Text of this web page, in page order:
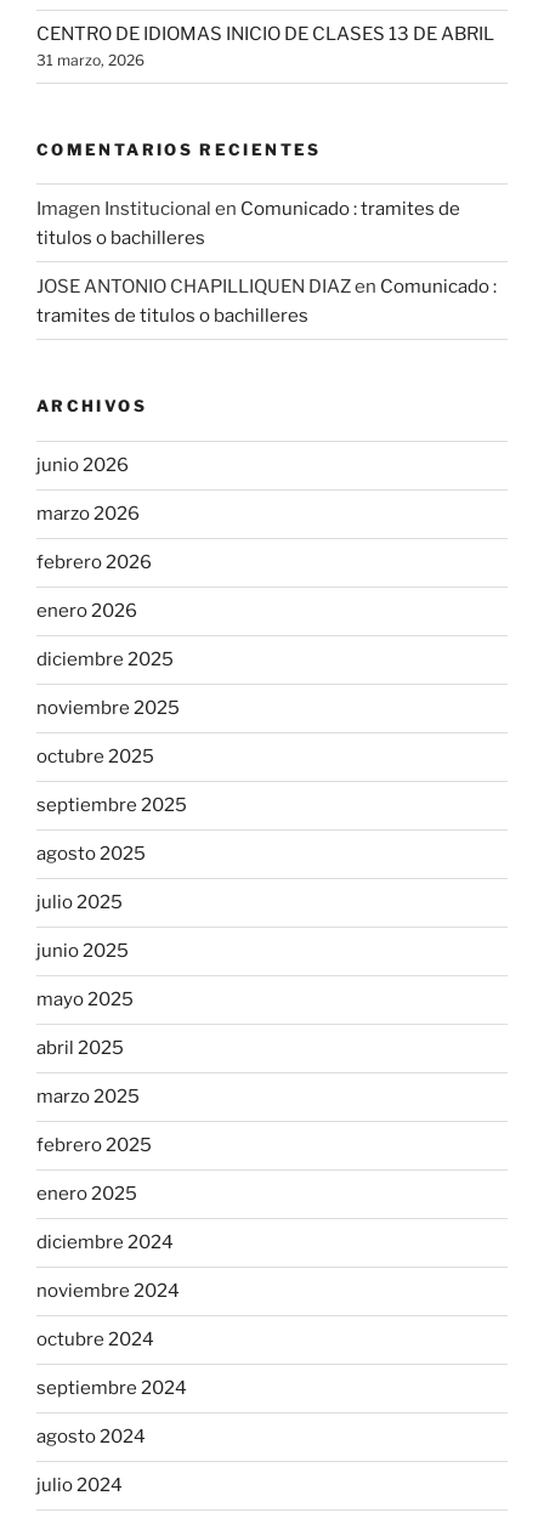
CENTRO DE IDIOMAS INICIO DE CLASES 13 DE ABRIL
31 marzo, 2026
COMENTARIOS RECIENTES
Imagen Institucional en Comunicado : tramites de
titulos o bachilleres
JOSE ANTONIO CHAPILLIQUEN DIAZen Comunicado :
tramites de titulos o bachilleres
ARCHIVOS
junio 2026
marzo 2026
febrero 2026
enero 2026
diciembre 2025
noviembre 2025
octubre 2025
septiembre 2025
agosto 2025
julio 2025
junio 2025
mayo 2025
abril 2025
marzo 2025
febrero 2025
enero 2025
diciembre 2024
noviembre 2024
octubre 2024
septiembre 2024
agosto 2024
julio 2024